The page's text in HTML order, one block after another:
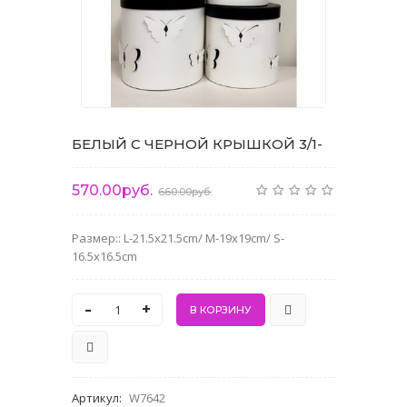
БЕЛЫЙ С ЧЕРНОЙ КРЫШКОЙ 3/1-
570.00руб. 660.00руб.
Размер:: L-21.5x21.5cm/ M-19x19cm/ S-
16.5x16.5cm
- +
Артикул: W7642